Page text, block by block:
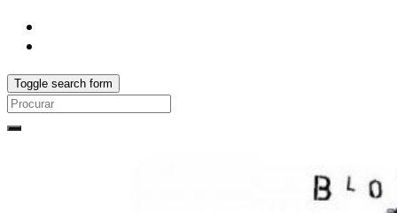
Toggle search form
Search